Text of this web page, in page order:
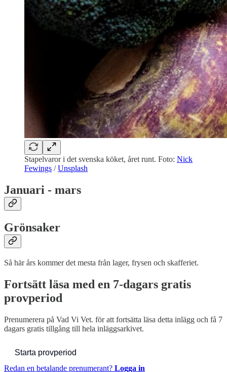
Stapelvaror i det svenska köket, året runt. Foto: Nick
Fewings /Unsplash
Januari - mars
Grönsaker
Så här års kommer det mesta från lager, frysen och skafferiet.
Fortsätt läsa med en 7-dagars gratis
provperiod
Prenumerera på Vad Vi Vet. för att fortsätta läsa detta inlägg och få 7
dagars gratis tillgång till hela inläggsarkivet.
Starta provperiod
Redan en betalande prenumerant? Logga in